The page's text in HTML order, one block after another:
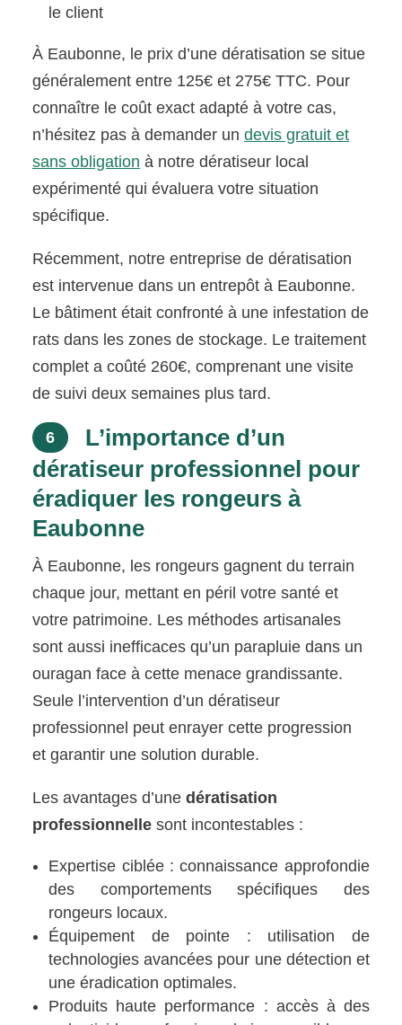
le client
À Eaubonne, le prix d’une dératisation se situe
généralement entre 125€ et 275€ TTC. Pour
connaître le coût exact adapté à votre cas,
n’hésitez pas à demander undevis gratuit et
sans obligation à notre dératiseur local
expérimenté qui évaluera votre situation
spécifique.
Récemment, notre entreprise de dératisation
est intervenue dans un entrepôt à Eaubonne.
Le bâtiment était confronté à une infestation de
rats dans les zones de stockage. Le traitement
complet a coûté 260€, comprenant une visite
de suivi deux semaines plus tard.
6
L’importance d’un
dératiseur professionnel pour
éradiquer les rongeurs à
Eaubonne
À Eaubonne, les rongeurs gagnent du terrain
chaque jour, mettant en péril votre santé et
votre patrimoine. Les méthodes artisanales
sont aussi inefficaces qu’un parapluie dans un
ouragan face à cette menace grandissante.
Seule l’intervention d’un dératiseur
professionnel peut enrayer cette progression
et garantir une solution durable.
Les avantages d’unedératisation
professionnelle sont incontestables :
Expertise ciblée : connaissance approfondie
des comportements spécifiques des
rongeurs locaux.
Équipement de pointe : utilisation de
technologies avancées pour une détection et
une éradication optimales.
Produits haute performance : accès à des